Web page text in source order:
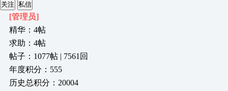
关注 私信
[管理员]
精华：4帖
求助：4帖
帖子：1077帖 | 7561回
年度积分：555
历史总积分：20004